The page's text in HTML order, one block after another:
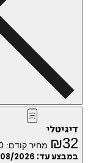
דיגיטלי
₪32 מחיר קודם:
במבצע עד: 2026